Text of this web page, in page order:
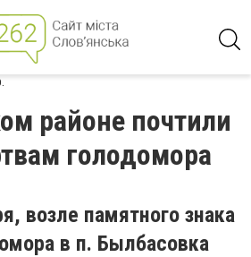
районе почтили
голодомора
возле памятного знака
в п. Былбасовка